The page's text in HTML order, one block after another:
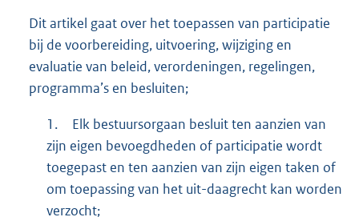
Dit artikel gaat over het toepassen van participatie
bij de voorbereiding, uitvoering, wijziging en
evaluatie van beleid, verordeningen, regelingen,
programma’s en besluiten;
1.
Elk bestuursorgaan besluit ten aanzien van
zijn eigen bevoegdheden of participatie wordt
toegepast en ten aanzien van zijn eigen taken of
om toepassing van het uit-daagrecht kan worden
verzocht;